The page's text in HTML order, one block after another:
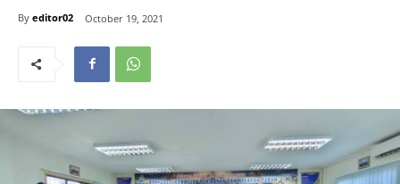
By editor02 October 19, 2021